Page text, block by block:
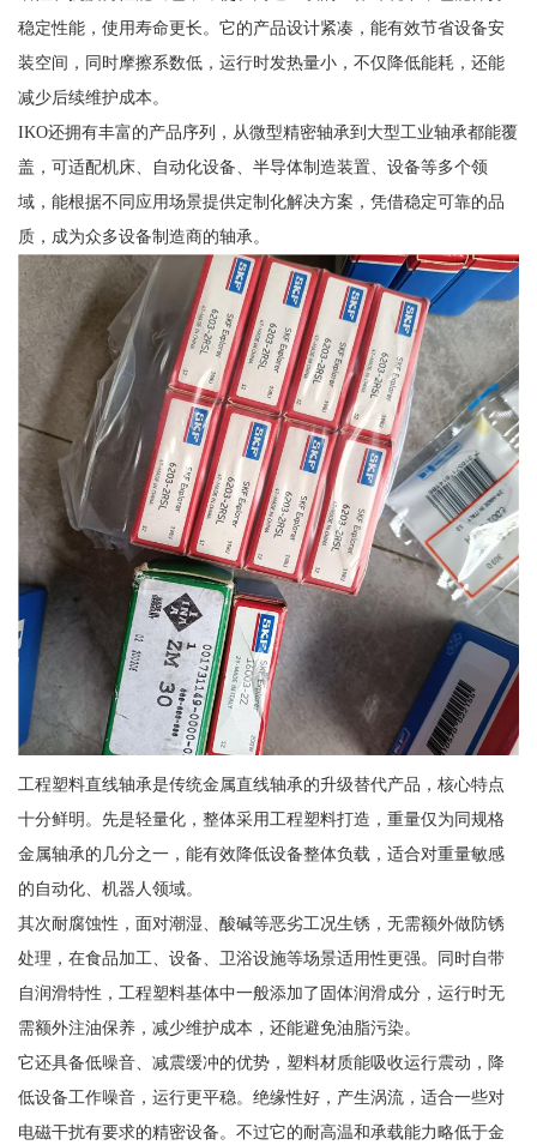
稳定性能，使用寿命更长。它的产品设计紧凑，能有效节省设备安
装空间，同时摩擦系数低，运行时发热量小，不仅降低能耗，还能
减少后续维护成本。
IKO还拥有丰富的产品序列，从微型精密轴承到大型工业轴承都能覆
盖，可适配机床、自动化设备、半导体制造装置、设备等多个领
域，能根据不同应用场景提供定制化解决方案，凭借稳定可靠的品
质，成为众多设备制造商的轴承。
工程塑料直线轴承是传统金属直线轴承的升级替代产品，核心特点
十分鲜明。先是轻量化，整体采用工程塑料打造，重量仅为同规格
金属轴承的几分之一，能有效降低设备整体负载，适合对重量敏感
的自动化、机器人领域。
其次耐腐蚀性，面对潮湿、酸碱等恶劣工况生锈，无需额外做防锈
处理，在食品加工、设备、卫浴设施等场景适用性更强。同时自带
自润滑特性，工程塑料基体中一般添加了固体润滑成分，运行时无
需额外注油保养，减少维护成本，还能避免油脂污染。
它还具备低噪音、减震缓冲的优势，塑料材质能吸收运行震动，降
低设备工作噪音，运行更平稳。绝缘性好，产生涡流，适合一些对
电磁干扰有要求的精密设备。不过它的耐高温和承载能力略低于金